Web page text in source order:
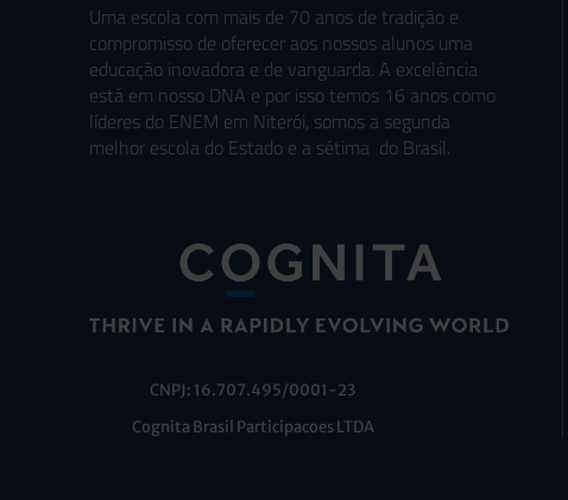
Uma escola com mais de 70 anos de tradição e
compromisso de oferecer aos nossos alunos uma
educação inovadora e de vanguarda. A excelência
está em nosso DNA e por isso temos 16 anos como
líderes do ENEM em Niterói, somos a segunda
melhor escola do Estado e a sétima do Brasil.
CNPJ: 16.707.495/0001-23
Cognita Brasil Participacoes LTDA